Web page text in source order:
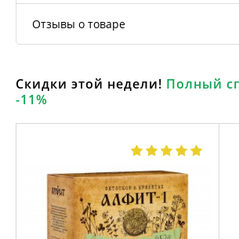
Отзывы о товаре
Скидки этой недели! Полный
-11%